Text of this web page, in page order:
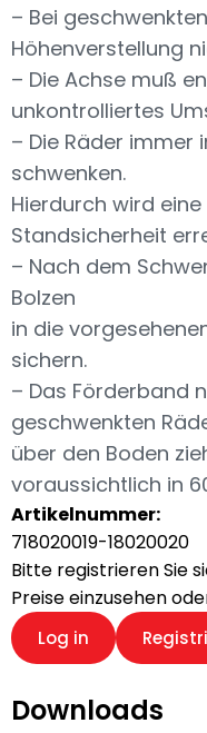
– Bei
Höhenverstellung
– Die Achse muß
unkontrolliertes
– Die Räder immer
schwenken.
Hierdurch wird
Standsicherheit
– Nach dem
Bolzen
in die
sichern.
– Das Förderband
geschwenkten
über den Boden
voraussichtlich in
Artikelnummer:
718020019-18020020
Bitte registrieren Sie
Preise einzusehen
Log in
Downloads